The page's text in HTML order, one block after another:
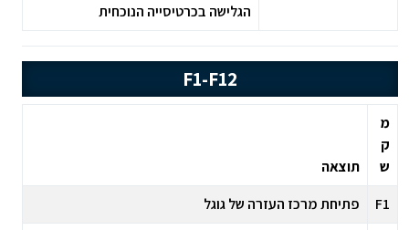
הגלישה בכרטיסייה הנוכחית
F1-F12
מ
ק
ש
תוצאה
F1
פתיחת מרכז העזרה של גוגל